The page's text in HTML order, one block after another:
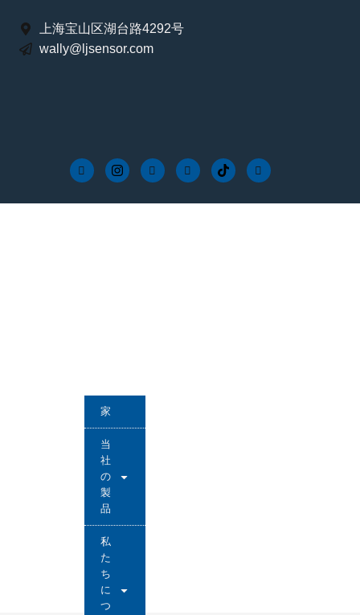
上海宝山区湖台路4292号
wally@ljsensor.com
家
当
社
の
製
品
私
た
ち
に
つ